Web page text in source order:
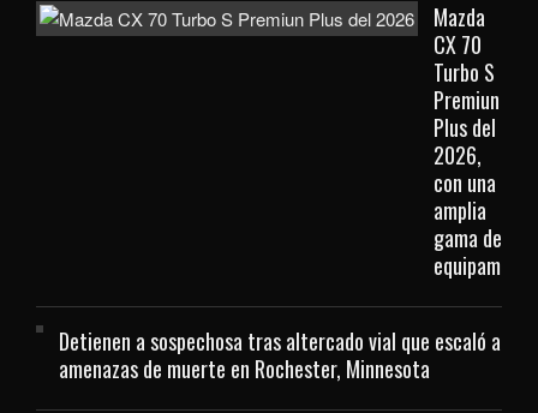
Mazda
CX 70
Turbo S
Premiun
Plus del
2026,
con una
amplia
gama de
Detienen a sospechosa tras altercado vial que escaló a
amenazas de muerte en Rochester, Minnesota